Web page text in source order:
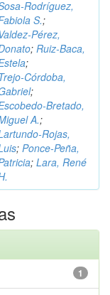
S.;
Valdez‑Pérez,
; Ruiz‑Baca,
;
;
A.;
; Ponce‑Peña,
; Lara, René
1